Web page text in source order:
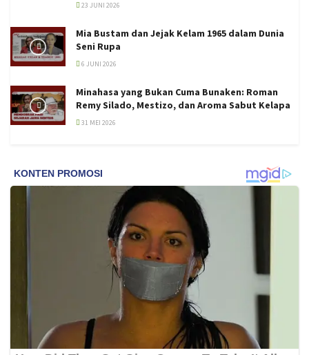
23 JUNI 2026
Mia Bustam dan Jejak Kelam 1965 dalam Dunia
Seni Rupa
6 JUNI 2026
Minahasa yang Bukan Cuma Bunaken: Roman
Remy Silado, Mestizo, dan Aroma Sabut Kelapa
31 MEI 2026